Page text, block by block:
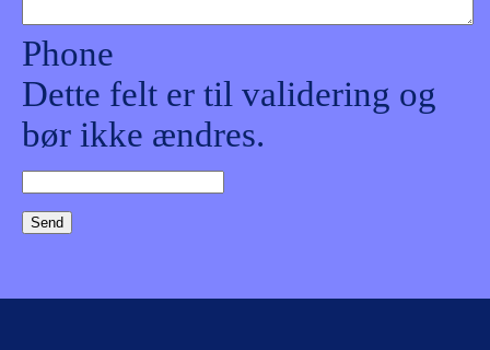
Phone
Dette felt er til validering og
bør ikke ændres.